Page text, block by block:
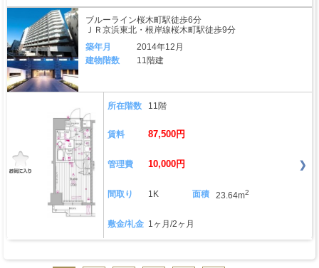
ブルーライン桜木町駅徒歩6分
ＪＲ京浜東北・根岸線桜木町駅徒歩9分
築年月
2014年12月
建物階数
11階建
所在階数 11階
賃料 87,500円
管理費 10,000円
間取り 1K 面積 23.64m2
敷金/礼金 1ヶ月/2ヶ月